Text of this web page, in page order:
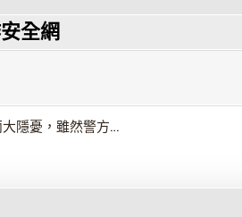
全網
隱憂，雖然警方…